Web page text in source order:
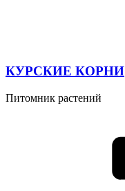
КУРСКИЕ КОРНИ
Питомник растений